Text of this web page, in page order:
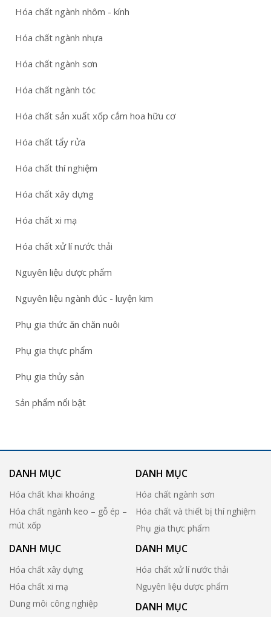
Hóa chất ngành nhôm - kính
Hóa chất ngành nhựa
Hóa chất ngành sơn
Hóa chất ngành tóc
Hóa chất sản xuất xốp cắm hoa hữu cơ
Hóa chất tẩy rửa
Hóa chất thí nghiệm
Hóa chất xây dựng
Hóa chất xi mạ
Hóa chất xử lí nước thải
Nguyên liệu dược phẩm
Nguyên liệu ngành đúc - luyện kim
Phụ gia thức ăn chăn nuôi
Phụ gia thực phẩm
Phụ gia thủy sản
Sản phẩm nổi bật
DANH MỤC
Hóa chất khai khoáng
Hóa chất ngành keo – gỗ ép –
mút xốp
DANH MỤC
Hóa chất ngành sơn
Hóa chất và thiết bị thí nghiệm
Phụ gia thực phẩm
DANH MỤC
Hóa chất xây dựng
Hóa chất xi mạ
Dung môi công nghiệp
DANH MỤC
Hóa chất xử lí nước thải
Nguyên liệu dược phẩm
DANH MỤC